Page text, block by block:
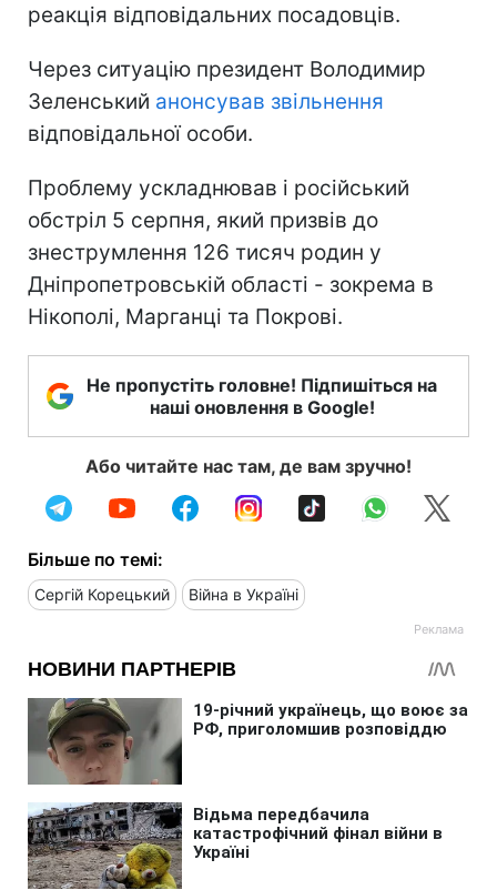
реакція відповідальних посадовців.
Через ситуацію президент Володимир
Зеленський анонсував звільнення
відповідальної особи.
Проблему ускладнював і російський
обстріл 5 серпня, який призвів до
знеструмлення 126 тисяч родин у
Дніпропетровській області - зокрема в
Нікополі, Марганці та Покрові.
Не пропустіть головне! Підпишіться на
наші оновлення в Google!
Або читайте нас там, де вам зручно!
Більше по темі:
Сергій Корецький Війна в Україні